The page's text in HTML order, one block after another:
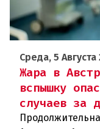
Среда, 5 Августа
Жара в
вспышку
случаев за